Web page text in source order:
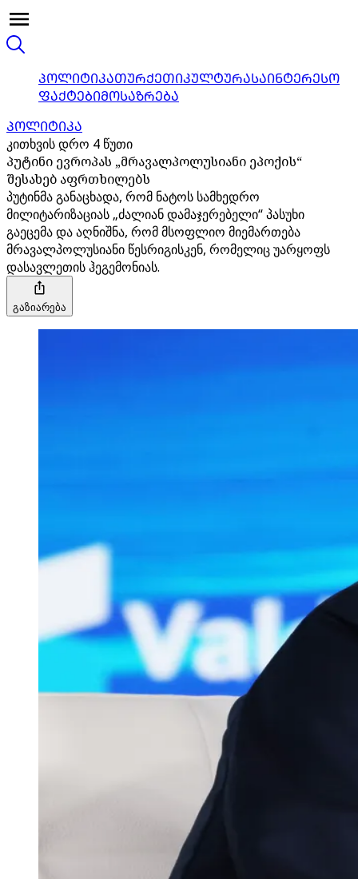
ᲞᲝᲚᲘᲢᲘᲙᲐᲗᲣᲠᲥᲔᲗᲘᲙᲣᲚᲢᲣᲠᲐᲡᲐᲘᲜᲢᲔᲠᲔᲡᲝ
ᲤᲐᲥᲢᲔᲑᲘᲛᲝᲡᲐᲖᲠᲔᲑᲐ
ᲞᲝᲚᲘᲢᲘᲙᲐ
კითხვის დრო 4 წუთი
პუტინი ევროპას „მრავალპოლუსიანი ეპოქის“
შესახებ აფრთხილებს
პუტინმა განაცხადა, რომ ნატოს სამხედრო
მილიტარიზაციას „ძალიან დამაჯერებელი“ პასუხი
გაეცემა და აღნიშნა, რომ მსოფლიო მიემართება
მრავალპოლუსიანი წესრიგისკენ, რომელიც უარყოფს
დასავლეთის ჰეგემონიას.
გაზიარება